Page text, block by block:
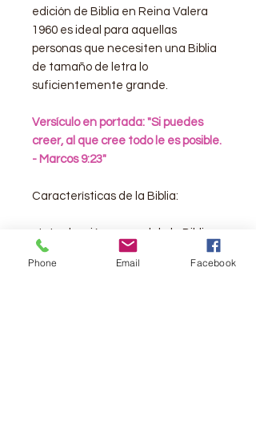
edición de Biblia en Reina Valera
1960 es ideal para aquellas
personas que necesiten una Biblia
de tamaño de letra lo
suficientemente grande.
Versículo en portada: "Si puedes
creer, al que cree todo le es posible.
- Marcos 9:23"
Características de la Biblia:
- Introducción general de la Biblia
- La traducción de la Reina Valera
-Palabras de Jesús en rojo
Phone Email Facebook